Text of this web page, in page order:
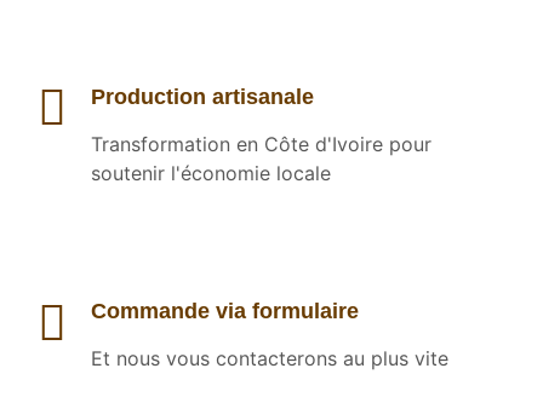
Production artisanale
Transformation en Côte d'Ivoire pour
soutenir l'économie locale
Commande via formulaire
Et nous vous contacterons au plus vite